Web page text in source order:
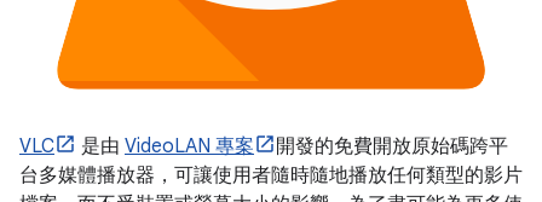
VLC 是由 VideoLAN 專案
開發的免費開放原始碼跨平
台多媒體播放器，可讓使用者隨時隨地播放任何類型的影片